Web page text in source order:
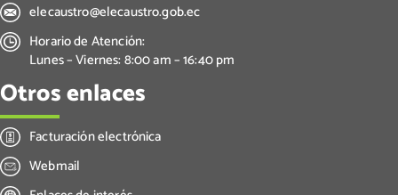
elecaustro@elecaustro.gob.ec
Horario de Atención:
Lunes – Viernes: 8:00 am – 16:40 pm
Otros enlaces
Facturación electrónica
Webmail